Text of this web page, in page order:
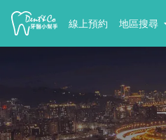
線上預約 地區搜尋